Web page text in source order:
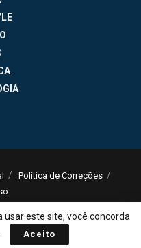
Política de Correções
e do mundo - ISSN: 1516-294X -
usar este site, você concorda
Aceito